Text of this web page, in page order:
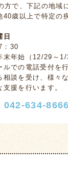
方で、下記の地域
歳以上で特定の
日
30
年始（12/29～1/
での電話受付を
相談を受け、様々
援を行います。
042-634-8666